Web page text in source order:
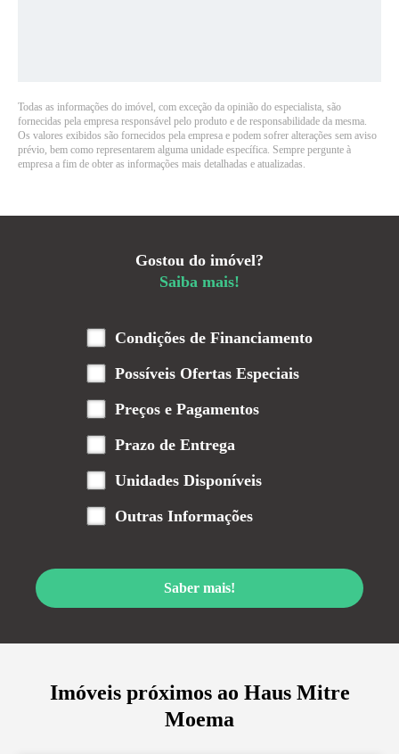
Todas as informações do imóvel, com exceção da opinião do especialista, são
fornecidas pela empresa responsável pelo produto e de responsabilidade da mesma.
Os valores exibidos são fornecidos pela empresa e podem sofrer alterações sem aviso
prévio, bem como representarem alguma unidade específica. Sempre pergunte à
empresa a fim de obter as informações mais detalhadas e atualizadas.
Gostou do imóvel?
Saiba mais!
Condições de Financiamento
Possíveis Ofertas Especiais
Preços e Pagamentos
Prazo de Entrega
Unidades Disponíveis
Outras Informações
Saber mais!
Imóveis próximos ao Haus Mitre
Moema